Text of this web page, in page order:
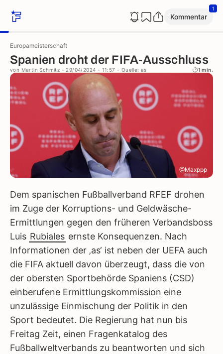
Kommentar
1
Europameisterschaft
Spanien droht der FIFA-Ausschluss
von Martin Schmitz - 29/04/2024 - 11:57 - Quelle: as 1 min.
@Maxppp
Dem spanischen Fußballverband RFEF drohen
im Zuge der Korruptions- und Geldwäsche-
Ermittlungen gegen den früheren Verbandsboss
Luis Rubiales ernste Konsequenzen. Nach
Informationen der ‚as‘ ist neben der UEFA auch
die FIFA aktuell davon überzeugt, dass die von
der obersten Sportbehörde Spaniens (CSD)
einberufene Ermittlungskommission eine
unzulässige Einmischung der Politik in den
Sport bedeutet. Die Regierung hat nun bis
Freitag Zeit, einen Fragenkatalog des
Fußballweltverbands zu beantworten und sich